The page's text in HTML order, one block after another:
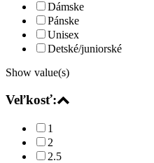
Dámske
Pánske
Unisex
Detské/juniorské
Show value(s)
Veľkosť:
1
2
2.5